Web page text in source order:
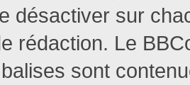
désactiver sur
rédaction. Le
balises sont